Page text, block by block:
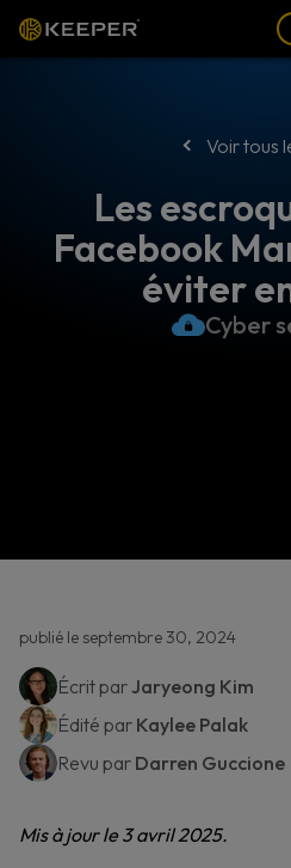
Voir tous
Les
Facebook
éviter
Cyber
publié le septembre 30, 2024
Écrit parJaryeong Kim
Édité par Kaylee Palak
Revu par Darren Guccione
Mis à jour le 3 avril 2025.